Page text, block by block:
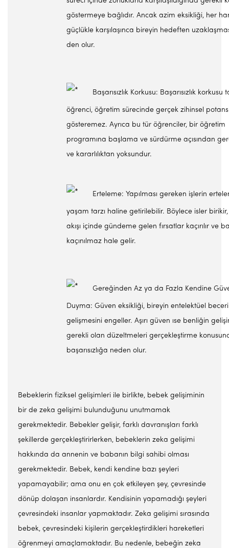
göstermeye bağlıdır. Ancak azim eksikli­ği, her
güçlükle karşılaşınca bireyin hedeften
den olur.
Başarısızlık Korkusu: Başarısızlık korkusu
öğrenci, öğretim süre­cinde gerçek zihinsel
gösteremez. Ayrıca bu tür öğrenciler, bir öğretim
programına başlama ve sürdürme açısından
ve kararlılıktan yoksundur.
Erteleme: Yapılması gereken işlerin
yaşam tarzı haline getirilebilir. Böylece isler birikir,
akışı içinde gündeme gelen fırsatlar kaçırılır ve
kaçınılmaz hale gelir.
Gereğinden Az ya da Fazla Kendine
Duyma: Güven eksikliği, bireyin entelektüel
gelişmesini engeller. Aşırı güven ıse benli­ğin
gerekli olan düzeltmeleri gerçekleştirme
başarı­sızlığa neden olur.
Bebeklerin fiziksel gelişimleri ile birlikte, bebek gelişiminin
bir de zeka gelişimi bulunduğunu unutmamak
gerekmektedir. Bebekler gelişir, farklı davranışları farklı
şekillerde gerçekleştirirlerken, bebeklerin zeka gelişimi
hakkında da annenin ve babanın bilgi sahibi olması
gerekmektedir. Bebek, kendi kendine bazı şeyleri
yapamayabilir; ama onu en çok etkileyen şey, çevresinde
dönüp dolaşan insanlardır. Kendisinin yapamadığı şeyleri
çevresindeki insanlar yapmaktadır. Zeka gelişimi sırasında
bebek, çevresindeki kişilerin gerçekleştirdikleri hareketleri
öğrenmeyi amaçlamaktadır. Bu nedenle, bebeğin zeka